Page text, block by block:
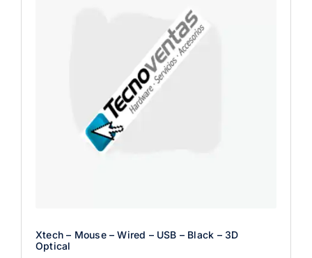
Xtech – Mouse – Wired – USB – Black – 3D
Optical